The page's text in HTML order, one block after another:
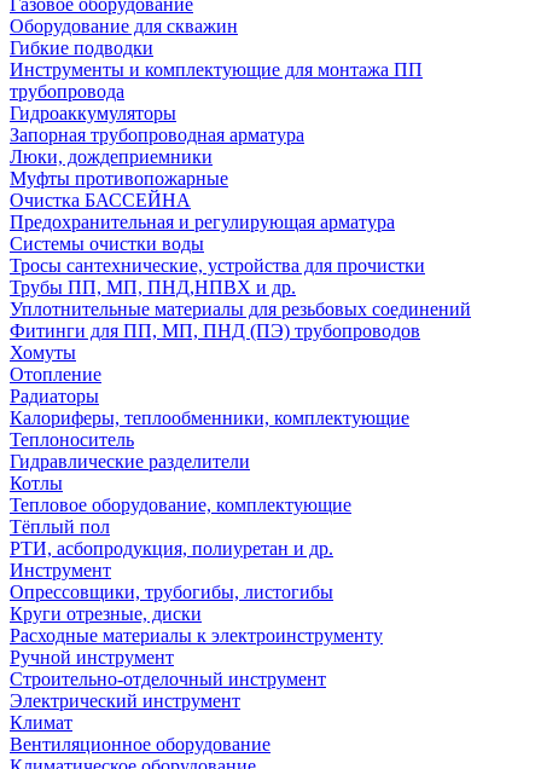
Газовое оборудование
Оборудование для скважин
Гибкие подводки
Инструменты и комплектующие для монтажа ПП
трубопровода
Гидроаккумуляторы
Запорная трубопроводная арматура
Люки, дождеприемники
Муфты противопожарные
Очистка БАССЕЙНА
Предохранительная и регулирующая арматура
Системы очистки воды
Тросы сантехнические, устройства для прочистки
Трубы ПП, МП, ПНД,НПВХ и др.
Уплотнительные материалы для резьбовых соединений
Фитинги для ПП, МП, ПНД (ПЭ) трубопроводов
Хомуты
Отопление
Радиаторы
Калориферы, теплообменники, комплектующие
Теплоноситель
Гидравлические разделители
Котлы
Тепловое оборудование, комплектующие
Тёплый пол
РТИ, асбопродукция, полиуретан и др.
Инструмент
Опрессовщики, трубогибы, листогибы
Круги отрезные, диски
Расходные материалы к электроинструменту
Ручной инструмент
Строительно-отделочный инструмент
Электрический инструмент
Климат
Вентиляционное оборудование